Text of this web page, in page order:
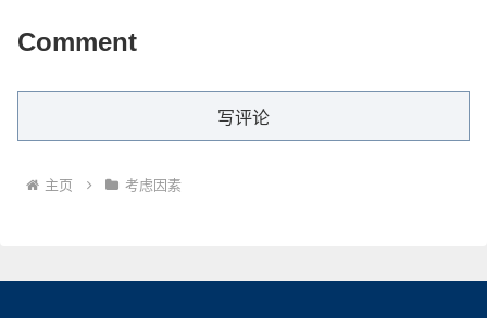
Comment
写评论
主页 考虑因素